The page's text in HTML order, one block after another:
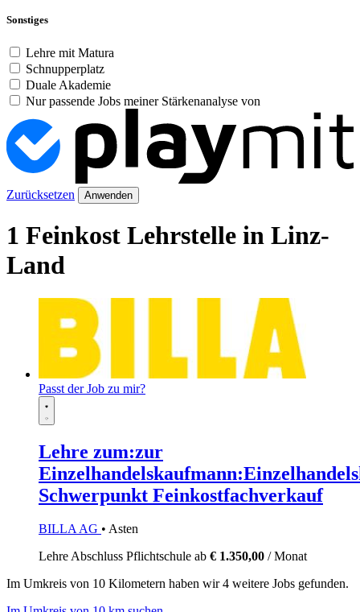
Sonstiges
Lehre mit Matura
Schnupperplatz
Duale Akademie
Nur passende Jobs meiner Stärkenanalyse von
Zurücksetzen Anwenden
1 Feinkost Lehrstelle in Linz-
Land
Passt der Job zu mir?
Lehre zum:zur
Schwerpunkt Feinkostfachverkauf
BILLA AG • Asten
LehreAbschluss Pflichtschule ab € 1.350,00 / Monat
Im Umkreis von 10 Kilometern haben wir4 weitere Jobs gefunden.